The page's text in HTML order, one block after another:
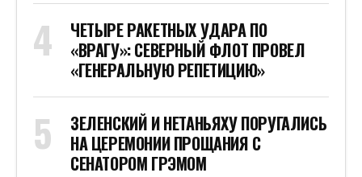
ЧЕТЫРЕ РАКЕТНЫХ УДАРА ПО
«ВРАГУ»: СЕВЕРНЫЙ ФЛОТ ПРОВЕЛ
«ГЕНЕРАЛЬНУЮ РЕПЕТИЦИЮ»
ЗЕЛЕНСКИЙ И НЕТАНЬЯХУ ПОРУГАЛИСЬ
НА ЦЕРЕМОНИИ ПРОЩАНИЯ С
СЕНАТОРОМ ГРЭМОМ